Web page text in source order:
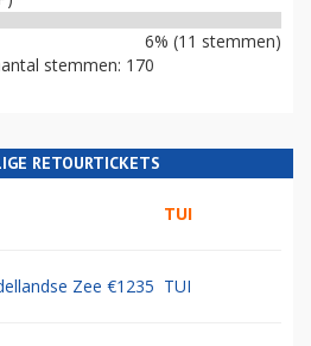
6% (11 stemmen)
stemmen: 170
RETOURTICKETS
TUI
Zee €1235 TUI